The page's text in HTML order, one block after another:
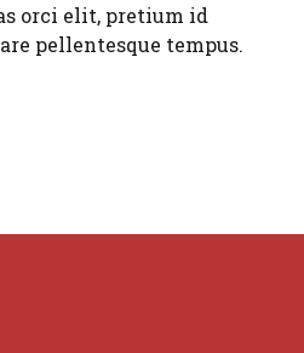
orci elit, pretium id
pellentesque tempus.